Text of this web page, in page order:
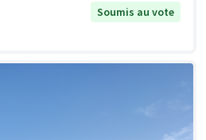
Soumis au vote